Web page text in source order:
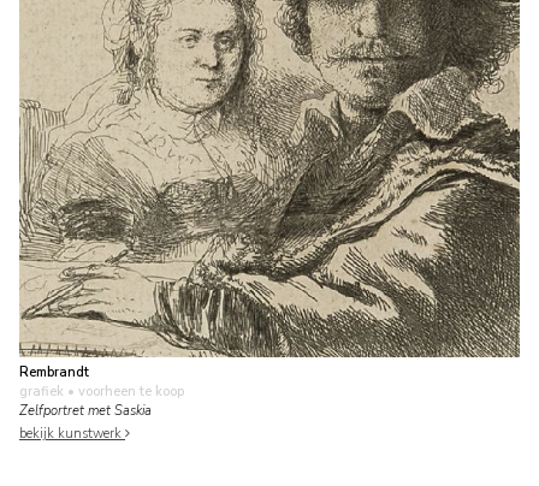
Rembrandt
grafiek • voorheen te koop
Zelfportret met Saskia
bekijk kunstwerk